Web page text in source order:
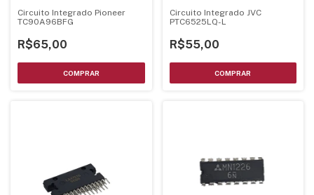
Circuito Integrado Pioneer
TC90A96BFG
R$65,00
Circuito Integrado JVC
PTC6525LQ-L
R$55,00